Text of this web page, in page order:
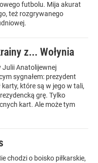
futbolu. Mija akurat
też rozgrywanego
z... Wołynia
Julii Anatolijewnej
sygnałem: prezydent
karty, które są w jego w tali,
grę. Tylko
kart. Ale może tym
chodzi o boisko piłkarskie,